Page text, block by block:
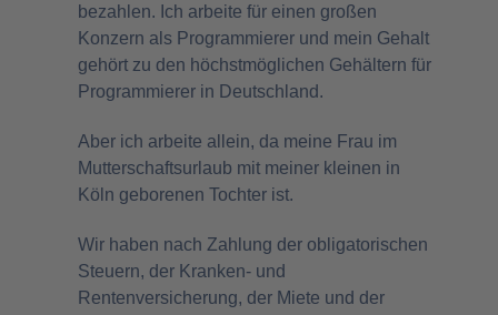
bezahlen. Ich arbeite für einen großen
Konzern als Programmierer und mein Gehalt
gehört zu den höchstmöglichen Gehältern für
Programmierer in Deutschland.
Aber ich arbeite allein, da meine Frau im
Mutterschaftsurlaub mit meiner kleinen in
Köln geborenen Tochter ist.
Wir haben nach Zahlung der obligatorischen
Steuern, der Kranken- und
Rentenversicherung, der Miete und der